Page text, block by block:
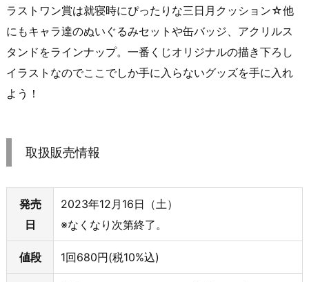
ラストワン賞は就寝時にぴったりな三日月クッション☆他
にもキャラ達のぬいぐるみセットや缶バッジ、アクリルス
タンドをラインナップ。一番くじオリジナルの描き下ろし
イラストなのでここでしか手に入らないグッズを手に入れ
よう！
取扱販売情報
発売
日
2023年12月16日（土）
※なくなり次第終了。
値段 1回680円(税10%込)